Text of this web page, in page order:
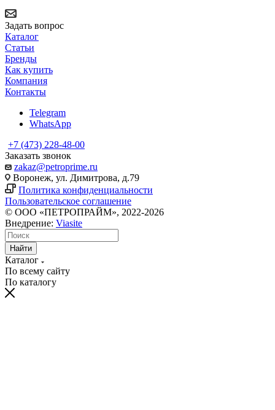
Задать вопрос
Каталог
Статьи
Бренды
Как купить
Компания
Контакты
Telegram
WhatsApp
+7 (473) 228-48-00
Заказать звонок
zakaz@petroprime.ru
Воронеж, ул. Димитрова, д.79
Политика конфиденциальности
Пользовательское соглашение
© ООО «ПЕТРОПРАЙМ», 2022-2026
Внедрение: Viasite
Найти
Каталог
По всему сайту
По каталогу